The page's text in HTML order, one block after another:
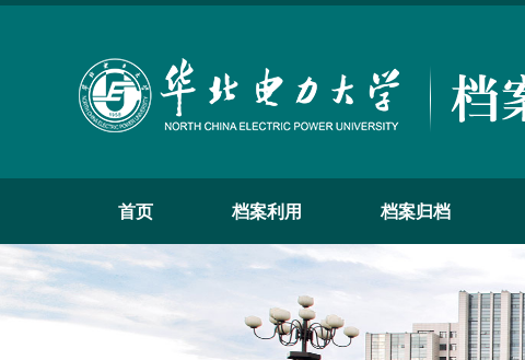
首页 档案利用 档案归档